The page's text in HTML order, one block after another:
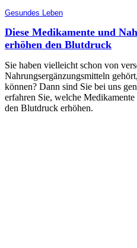
Gesundes Leben
Diese Medikamente und
erhöhen den Blutdruck
Sie haben vielleicht schon von
Nahrungsergänzungsmitteln
können? Dann sind Sie bei uns
erfahren Sie, welche
den Blutdruck erhöhen.